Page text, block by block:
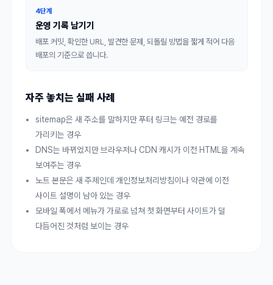
4단계
운영 기록 남기기
배포 커밋, 확인한 URL, 발견한 문제, 되돌릴 방법을 짧게 적어 다음
배포의 기준으로 씁니다.
자주 놓치는 실패 사례
sitemap은 새 주소를 말하지만 푸터 링크는 예전 경로를
가리키는 경우
DNS는 바뀌었지만 브라우저나 CDN 캐시가 이전 HTML을 계속
보여주는 경우
노트 본문은 새 주제인데 개인정보처리방침이나 약관에 이전
사이트 설명이 남아 있는 경우
모바일 폭에서 메뉴가 가로로 넘쳐 첫 화면부터 사이트가 덜
다듬어진 것처럼 보이는 경우